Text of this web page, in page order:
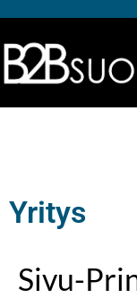
Yritys
Sivu-